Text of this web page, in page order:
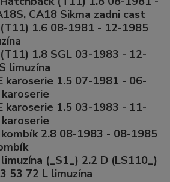
CA18 Sikma zadni cast
1.6 08-1981 - 12-1985
1.8 SGL 03-1983 - 12-
limuzína
karoserie 1.5 07-1981 - 06-
karoserie 1.5 03-1983 - 11-
kombík 2.8 08-1983 - 08-1985
(_S1_) 2.2 D (LS110_)
53 72 L limuzína